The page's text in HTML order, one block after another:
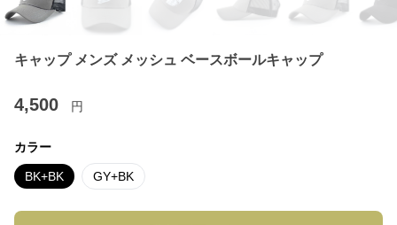
キャップ メンズ メッシュ ベースボールキャップ
4,500 円
カラー
BK+BK GY+BK